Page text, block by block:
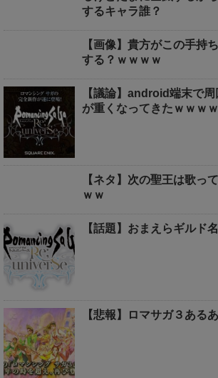
するキャラ誰？
【画像】貴方がこの手持
する？ｗｗｗｗ
【議論】android端末で
が重くなってきたｗｗｗ
【ネタ】次の聖王は歌っ
ｗｗ
【話題】おまえらギルド
【悲報】ロマサガ３ある